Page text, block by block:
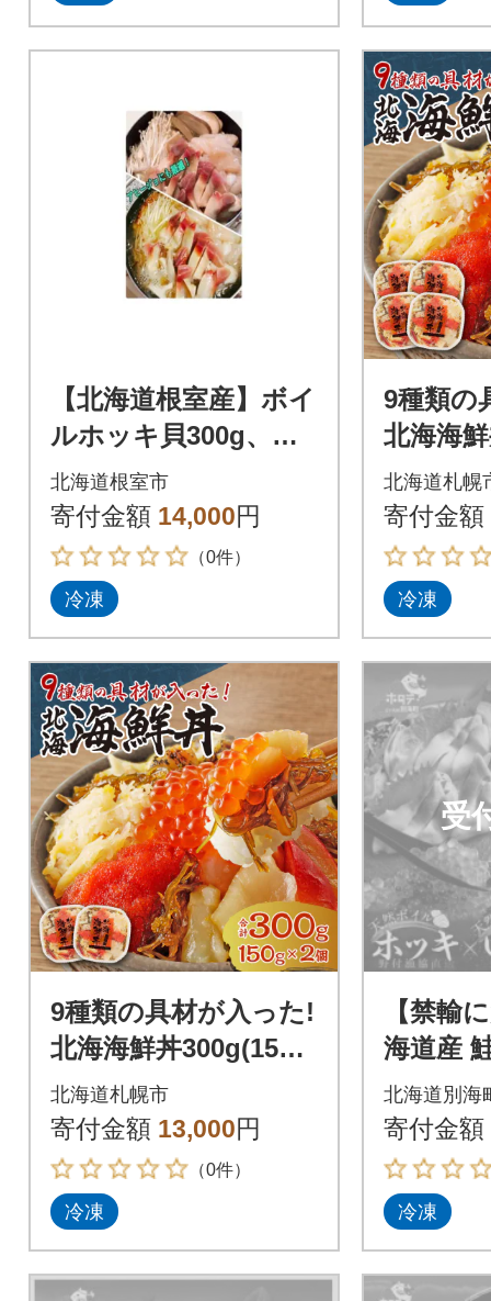
【北海道根室産】ボイ
ルホッキ貝300g、帆
立貝柱500g A-27009
北海道根室市
寄付金額 14,000円
（0件）
冷凍
9種類の
北海海
×4個
北海道札幌
寄付金額
冷凍
9種類の具材が入った!
北海海鮮丼300g(150g
×2個)_hs084-017
北海道札幌市
寄付金額 13,000円
（0件）
冷凍
受
【禁輸
海道産
漬け
貝 1kg
鮮
北海道別海
寄付金額
冷凍